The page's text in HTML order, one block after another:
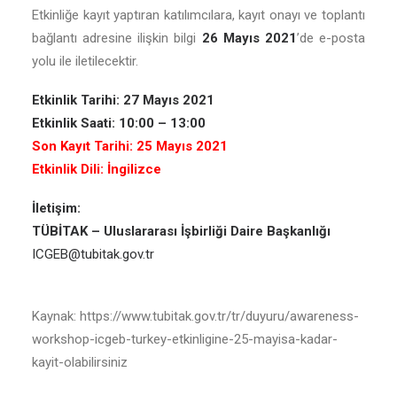
Etkinliğe kayıt yaptıran katılımcılara, kayıt onayı ve toplantı
bağlantı adresine ilişkin bilgi 26 Mayıs 2021’de e-posta
yolu ile iletilecektir.
Etkinlik Tarihi: 27 Mayıs 2021
Etkinlik Saati: 10:00 – 13:00
Son Kayıt Tarihi: 25 Mayıs 2021
Etkinlik Dili: İngilizce
İletişim:
TÜBİTAK – Uluslararası İşbirliği Daire Başkanlığı
ICGEB@tubitak.gov.tr
Kaynak: https://www.tubitak.gov.tr/tr/duyuru/awareness-
workshop-icgeb-turkey-etkinligine-25-mayisa-kadar-
kayit-olabilirsiniz